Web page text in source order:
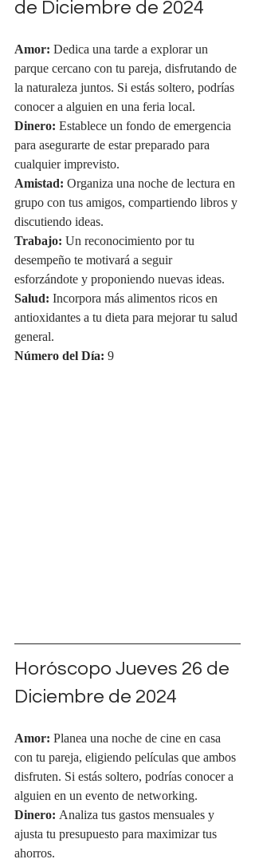
de Diciembre de 2024
Amor: Dedica una tarde a explorar un
parque cercano con tu pareja, disfrutando de
la naturaleza juntos. Si estás soltero, podrías
conocer a alguien en una feria local.
Dinero: Establece un fondo de emergencia
para asegurarte de estar preparado para
cualquier imprevisto.
Amistad: Organiza una noche de lectura en
grupo con tus amigos, compartiendo libros y
discutiendo ideas.
Trabajo: Un reconocimiento por tu
desempeño te motivará a seguir
esforzándote y proponiendo nuevas ideas.
Salud: Incorpora más alimentos ricos en
antioxidantes a tu dieta para mejorar tu salud
general.
Número del Día: 9
Horóscopo Jueves 26 de
Diciembre de 2024
Amor: Planea una noche de cine en casa
con tu pareja, eligiendo películas que ambos
disfruten. Si estás soltero, podrías conocer a
alguien en un evento de networking.
Dinero: Analiza tus gastos mensuales y
ajusta tu presupuesto para maximizar tus
ahorros.